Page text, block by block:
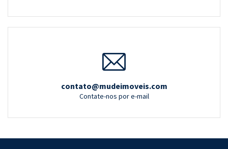
contato@mudeimoveis.com
Contate-nos por e-mail